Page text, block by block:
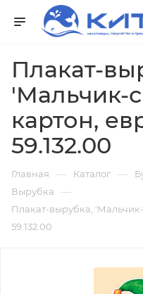
Плакат-
'Мальчик-
картон,
59.132.00
Главная — Каталог —
Вырубка —
Плакат-вырубка,
59.132.00